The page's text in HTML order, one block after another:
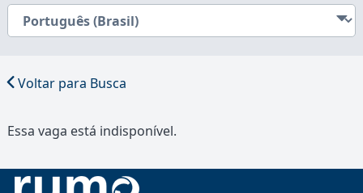
Voltar para Busca
Essa vaga está indisponível.